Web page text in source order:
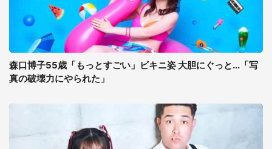
森口博子55歳「もっとすごい」ビキニ姿 大胆にぐっと...「写
真の破壊力にやられた」